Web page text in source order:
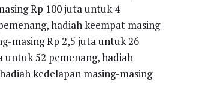
Rp 100 juta untuk 4
hadiah keempat masing-
masing Rp 2,5 juta untuk 26
untuk 52 pemenang, hadiah
kedelapan masing-masing